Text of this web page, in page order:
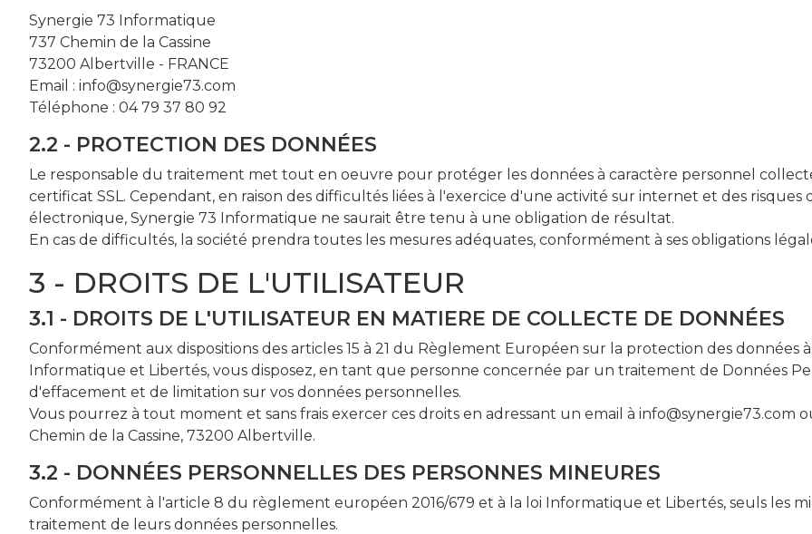
Synergie 73 Informatique
737 Chemin de la Cassine
73200 Albertville - FRANCE
Email : info@synergie73.com
Téléphone : 04 79 37 80 92
2.2 - PROTECTION DES DONNÉES
Le responsable du traitement met tout en oeuvre pour protéger les données à caractère personnel
certificat SSL. Cependant, en raison des difficultés liées à l'exercice d'une activité sur internet et des risques
électronique, Synergie 73 Informatique ne saurait être tenu à une obligation de résultat.
En cas de difficultés, la société prendra toutes les mesures adéquates, conformément à ses obligations
3 - DROITS DE L'UTILISATEUR
3.1 - DROITS DE L'UTILISATEUR EN MATIERE DE COLLECTE DE DONNÉES
Conformément aux dispositions des articles 15 à 21 du Règlement Européen sur la protection des données
Informatique et Libertés, vous disposez, en tant que personne concernée par un traitement de Données
d'effacement et de limitation sur vos données personnelles.
Vous pourrez à tout moment et sans frais exercer ces droits en adressant un email à info@synergie73.com
Chemin de la Cassine, 73200 Albertville.
3.2 - DONNÉES PERSONNELLES DES PERSONNES MINEURES
Conformément à l'article 8 du règlement européen 2016/679 et à la loi Informatique et Libertés, seuls les
traitement de leurs données personnelles.